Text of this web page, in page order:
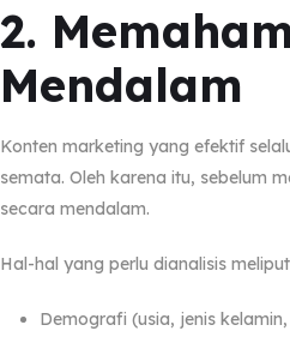
2.
Mendalam
Konten marketing yang efektif
semata. Oleh karena itu, sebelum
secara mendalam.
Hal-hal yang perlu dianalisis
Demografi (usia, jenis